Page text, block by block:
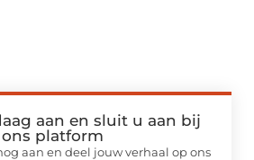
aan en sluit u aan bij
ons platform
aan en deel jouw verhaal op ons